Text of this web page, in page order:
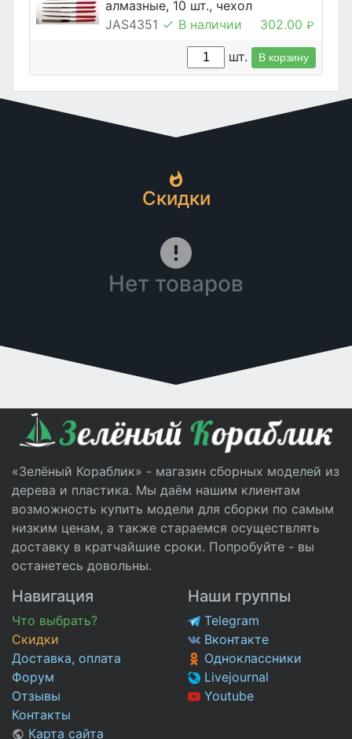
алмазные, 10 шт., чехол
JAS4351
В наличии 302.00 ₽
шт. В корзину
Скидки
Нет товаров
«Зелёный Кораблик» - магазин сборных моделей из
дерева и пластика. Мы даём нашим клиентам
возможность купить модели для сборки по самым
низким ценам, а также стараемся осуществлять
доставку в кратчайшие сроки. Попробуйте - вы
останетесь довольны.
Навигация
Что выбрать?
Скидки
Доставка, оплата
Форум
Отзывы
Контакты
Карта сайта
Наши группы
Telegram
Вконтакте
Одноклассники
Livejournal
Youtube